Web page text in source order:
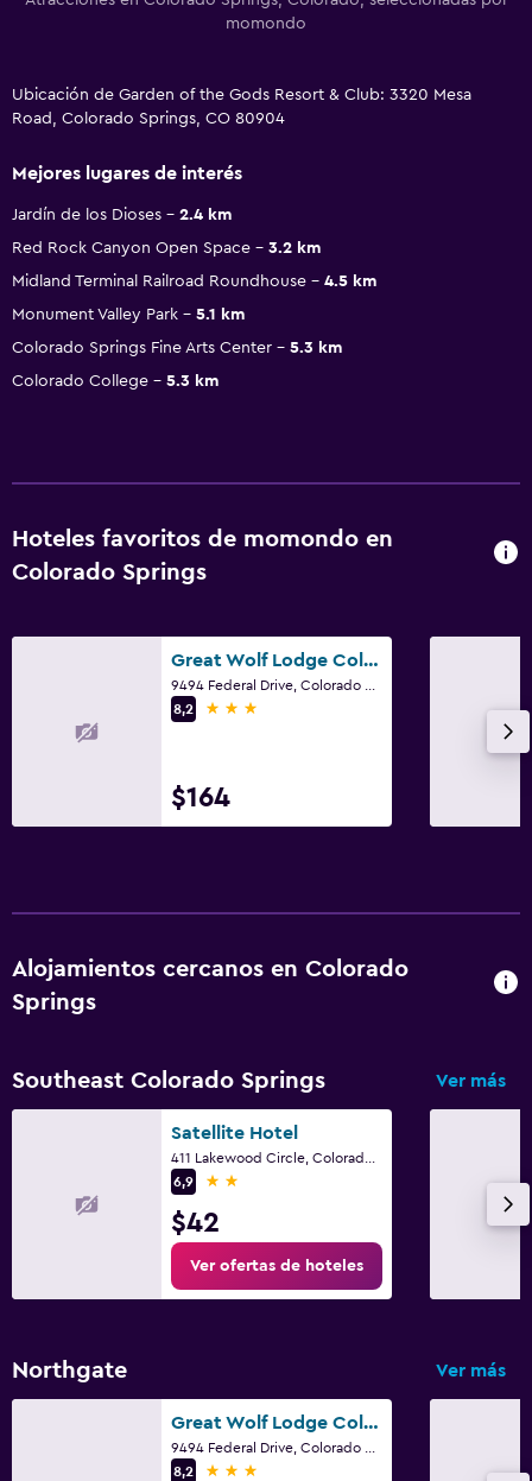
momondo
Ubicación de Garden of the Gods Resort & Club: 3320 Mesa
Road, Colorado Springs, CO 80904
Mejores lugares de interés
Jardín de los Dioses
2.4 km
Red Rock Canyon Open Space
3.2 km
Midland Terminal Railroad Roundhouse
4.5 km
Monument Valley Park
5.1 km
Colorado Springs Fine Arts Center
5.3 km
Colorado College
5.3 km
Hoteles favoritos de momondo en
Colorado Springs
Great Wolf Lodge Colorado Springs
8,2
3 estrellas
$164
Alojamientos cercanos en Colorado
Springs
Southeast Colorado Springs Ver más
Satellite Hotel
6,9
2 estrellas
$42
Ver ofertas de hoteles
Northgate Ver más
Great Wolf Lodge Colorado Springs
8,2
3 estrellas